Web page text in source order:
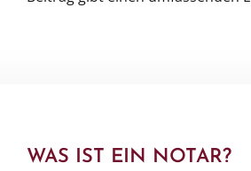
WAS IST EIN NOTAR?